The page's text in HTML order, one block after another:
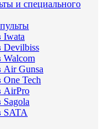
и специального
Iwata
Devilbiss
Walcom
Air Gunsa
One Tech
AirPro
Sagola
SATA